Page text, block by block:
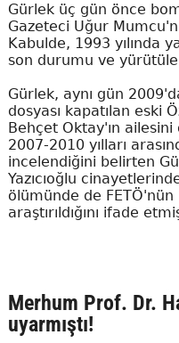
Gürlek üç gün önce
Gazeteci Uğur
Kabulde, 1993 yılında
son durumu ve
Gürlek, aynı gün
dosyası kapatılan eski
Behçet Oktay'ın
2007-2010 yılları
incelendiğini belirten
Yazıcıoğlu
ölümünde de FETÖ'nün
araştırıldığını ifade
Merhum Prof. Dr.
uyarmıştı!